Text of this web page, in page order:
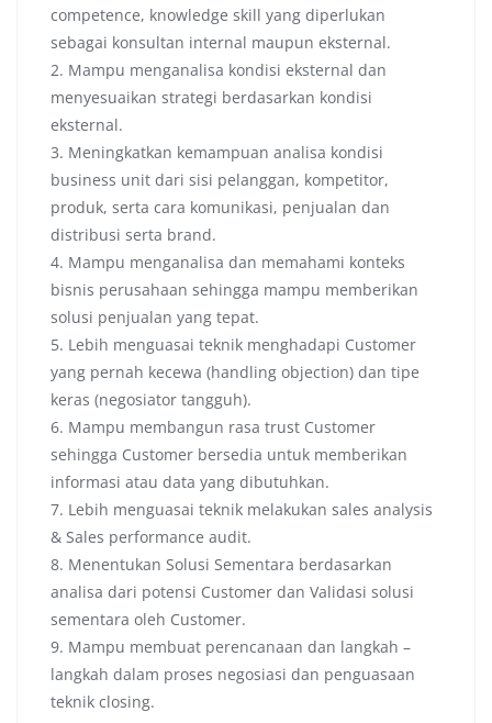
competence, knowledge skill yang diperlukan
sebagai konsultan internal maupun eksternal.
2. Mampu menganalisa kondisi eksternal dan
menyesuaikan strategi berdasarkan kondisi
eksternal.
3. Meningkatkan kemampuan analisa kondisi
business unit dari sisi pelanggan, kompetitor,
produk, serta cara komunikasi, penjualan dan
distribusi serta brand.
4. Mampu menganalisa dan memahami konteks
bisnis perusahaan sehingga mampu memberikan
solusi penjualan yang tepat.
5. Lebih menguasai teknik menghadapi Customer
yang pernah kecewa (handling objection) dan tipe
keras (negosiator tangguh).
6. Mampu membangun rasa trust Customer
sehingga Customer bersedia untuk memberikan
informasi atau data yang dibutuhkan.
7. Lebih menguasai teknik melakukan sales analysis
& Sales performance audit.
8. Menentukan Solusi Sementara berdasarkan
analisa dari potensi Customer dan Validasi solusi
sementara oleh Customer.
9. Mampu membuat perencanaan dan langkah –
langkah dalam proses negosiasi dan penguasaan
teknik closing.